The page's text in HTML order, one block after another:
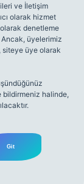
ve İletişim
olarak hizmet
denetleme
Ancak, üyelerimiz
siteye üye olarak
bildirmeniz halinde,